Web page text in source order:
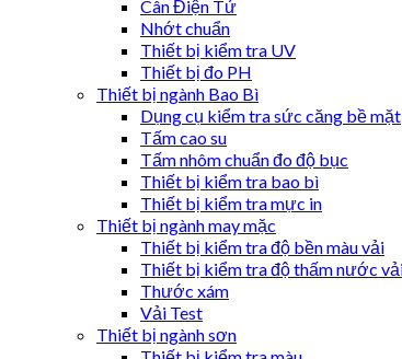
Cân Điện Tử
Nhớt chuẩn
Thiết bị kiểm tra UV
Thiết bị đo PH
Thiết bị ngành Bao Bì
Dụng cụ kiểm tra sức căng bề mặt
Tấm cao su
Tấm nhôm chuẩn đo độ bục
Thiết bị kiểm tra bao bì
Thiết bị kiểm tra mực in
Thiết bị ngành may mặc
Thiết bị kiểm tra độ bền màu vải
Thiết bị kiểm tra độ thấm nước
Thước xám
Vải Test
Thiết bị ngành sơn